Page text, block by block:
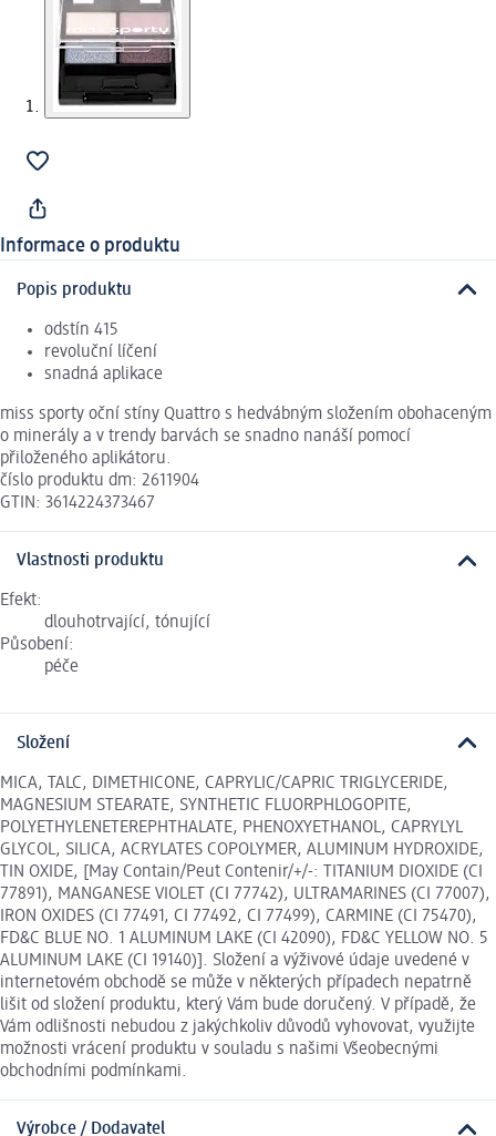
Informace o produktu
Popis produktu
odstín 415
revoluční líčení
snadná aplikace
miss sporty oční stíny Quattro s hedvábným složením obohaceným
o minerály a v trendy barvách se snadno nanáší pomocí
přiloženého aplikátoru.
číslo produktu dm: 2611904
GTIN: 3614224373467
Vlastnosti produktu
Efekt:
dlouhotrvající, tónující
Působení:
péče
Složení
MICA, TALC, DIMETHICONE, CAPRYLIC/CAPRIC TRIGLYCERIDE,
MAGNESIUM STEARATE, SYNTHETIC FLUORPHLOGOPITE,
POLYETHYLENETEREPHTHALATE, PHENOXYETHANOL, CAPRYLYL
GLYCOL, SILICA, ACRYLATES COPOLYMER, ALUMINUM HYDROXIDE,
TIN OXIDE, [May Contain/Peut Contenir/+/-: TITANIUM DIOXIDE (CI
77891), MANGANESE VIOLET (CI 77742), ULTRAMARINES (CI 77007),
IRON OXIDES (CI 77491, CI 77492, CI 77499), CARMINE (CI 75470),
FD&C BLUE NO. 1 ALUMINUM LAKE (CI 42090), FD&C YELLOW NO. 5
ALUMINUM LAKE (CI 19140)]. Složení a výživové údaje uvedené v
internetovém obchodě se může v některých případech nepatrně
lišit od složení produktu, který Vám bude doručený. V případě, že
Vám odlišnosti nebudou z jakýchkoliv důvodů vyhovovat, využijte
možnosti vrácení produktu v souladu s našimi Všeobecnými
obchodními podmínkami.
Výrobce / Dodavatel